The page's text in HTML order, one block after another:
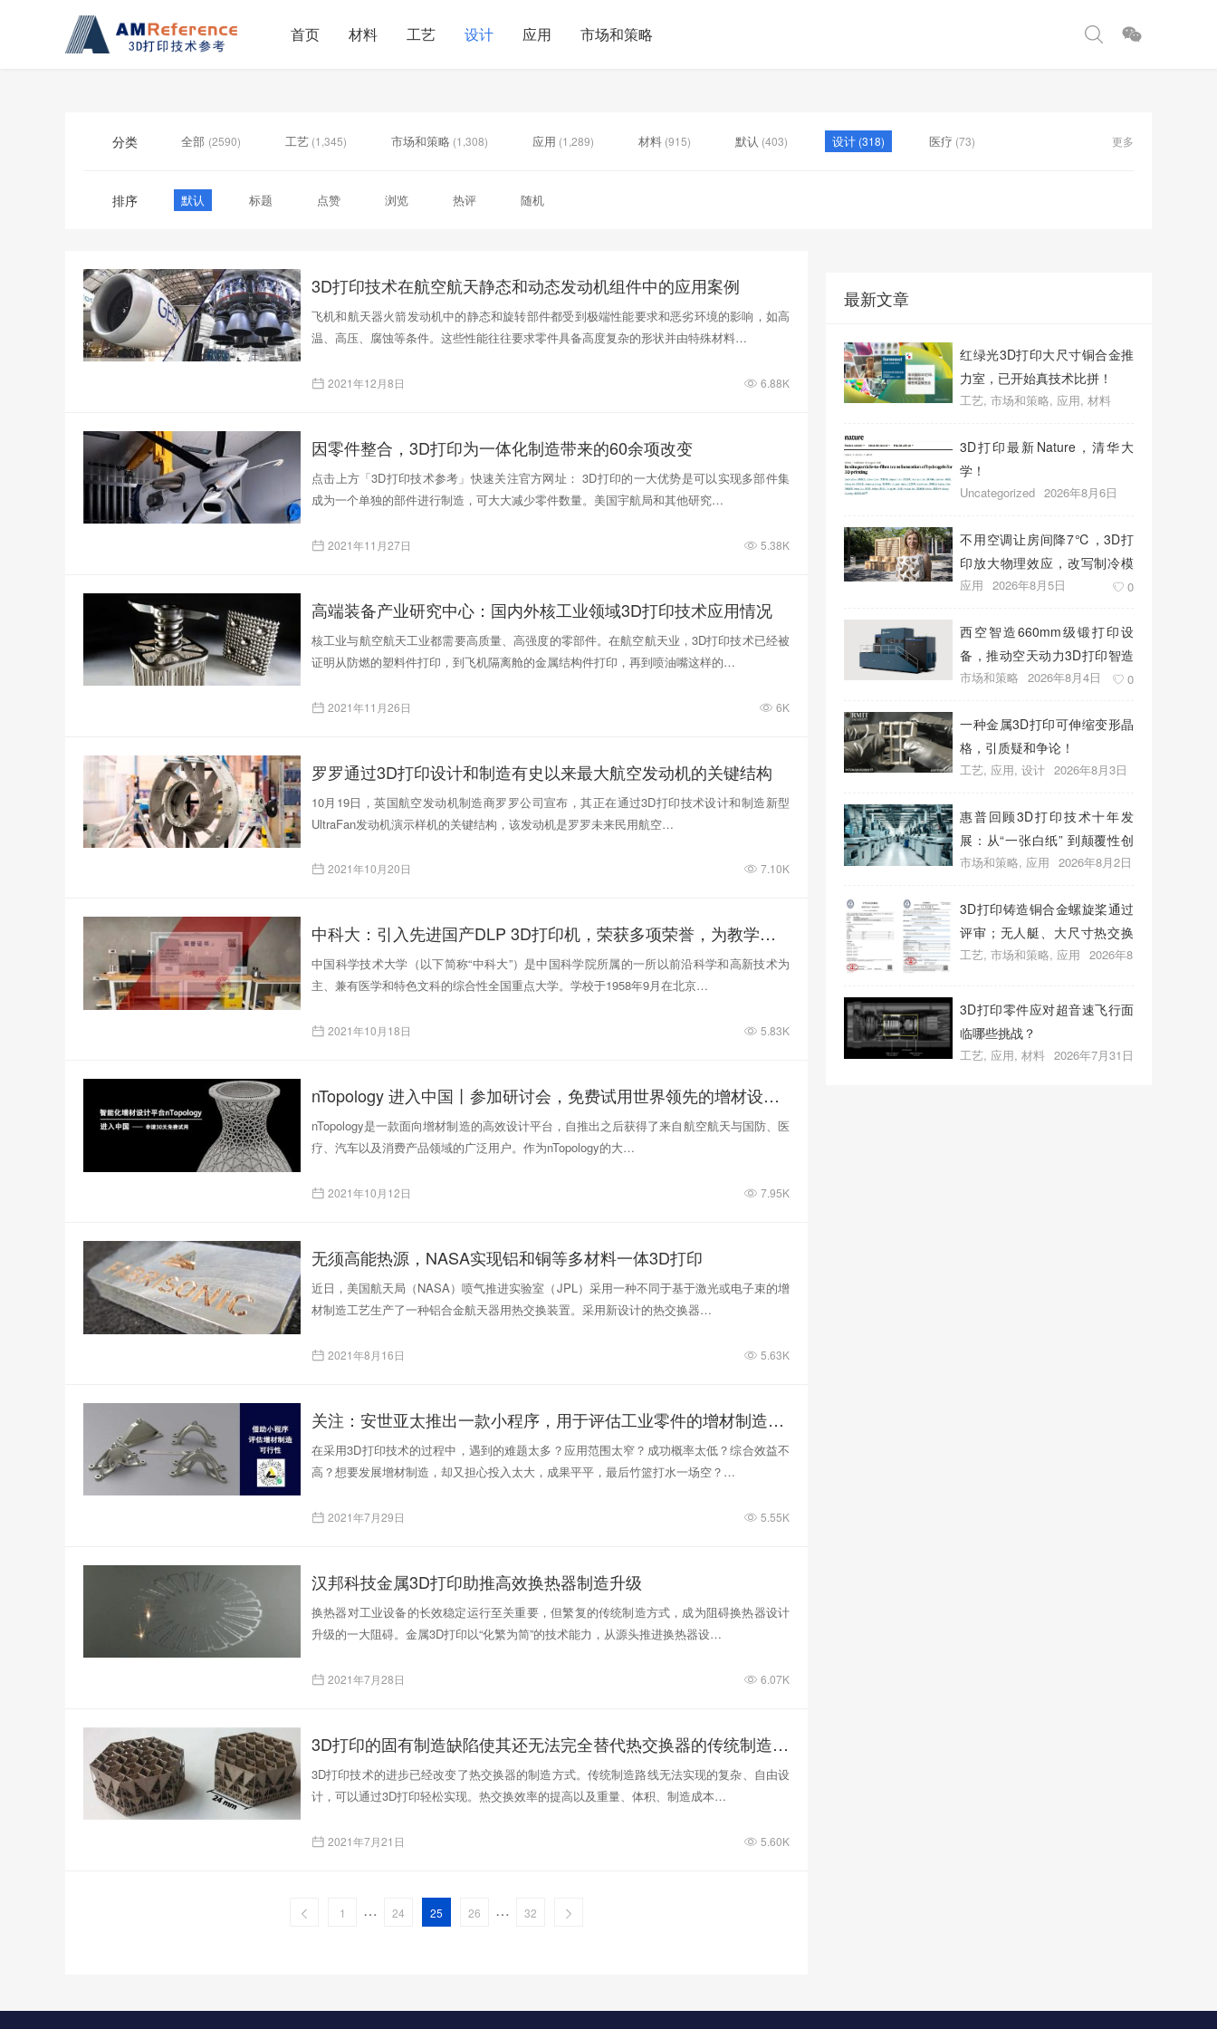
首页 材料 工艺 设计 应用 市场和策略
分类 全部 (2590) 工艺 (1,345) 市场和策略 (1,308) 应用 (1,289) 材料 (915) 默认 (403) 设计 (318) 医疗 (73) 更多
排序 默认 标题 点赞 浏览 热评 随机
3D打印技术在航空航天静态和动态发动机组件中的应用案例
飞机和航天器火箭发动机中的静态和旋转部件都受到极端性能要求和恶劣环境的影响，如高
温、高压、腐蚀等条件。这些性能往往要求零件具备高度复杂的形状并由特殊材料…
2021年12月8日 6.88K
因零件整合，3D打印为一体化制造带来的60余项改变
点击上方「3D打印技术参考」快速关注官方网址： 3D打印的一大优势是可以实现多部件集
成为一个单独的部件进行制造，可大大减少零件数量。美国宇航局和其他研究…
2021年11月27日 5.38K
高端装备产业研究中心：国内外核工业领域3D打印技术应用情况
核工业与航空航天工业都需要高质量、高强度的零部件。在航空航天业，3D打印技术已经被
证明从防燃的塑料件打印，到飞机隔离舱的金属结构件打印，再到喷油嘴这样的…
2021年11月26日 6K
罗罗通过3D打印设计和制造有史以来最大航空发动机的关键结构
10月19日，英国航空发动机制造商罗罗公司宣布，其正在通过3D打印技术设计和制造新型
UltraFan发动机演示样机的关键结构，该发动机是罗罗未来民用航空…
2021年10月20日 7.10K
中科大：引入先进国产DLP 3D打印机，荣获多项荣誉，为教学实力强力背书
中国科学技术大学（以下简称“中科大”）是中国科学院所属的一所以前沿科学和高新技术为
主、兼有医学和特色文科的综合性全国重点大学。学校于1958年9月在北京…
2021年10月18日 5.83K
nTopology 进入中国丨参加研讨会，免费试用世界领先的增材设计工具
nTopology是一款面向增材制造的高效设计平台，自推出之后获得了来自航空航天与国防、医
疗、汽车以及消费产品领域的广泛用户。作为nTopology的大…
2021年10月12日 7.95K
无须高能热源，NASA实现铝和铜等多材料一体3D打印
近日，美国航天局（NASA）喷气推进实验室（JPL）采用一种不同于基于激光或电子束的增
材制造工艺生产了一种铝合金航天器用热交换装置。采用新设计的热交换器…
2021年8月16日 5.63K
关注：安世亚太推出一款小程序，用于评估工业零件的增材制造潜力及工艺可行性
在采用3D打印技术的过程中，遇到的难题太多？应用范围太窄？成功概率太低？综合效益不
高？想要发展增材制造，却又担心投入太大，成果平平，最后竹篮打水一场空？…
2021年7月29日 5.55K
汉邦科技金属3D打印助推高效换热器制造升级
换热器对工业设备的长效稳定运行至关重要，但繁复的传统制造方式，成为阻碍换热器设计
升级的一大阻碍。金属3D打印以“化繁为简”的技术能力，从源头推进换热器设…
2021年7月28日 6.07K
​3D打印的固有制造缺陷使其还无法完全替代热交换器的传统制造技术
3D打印技术的进步已经改变了热交换器的制造方式。传统制造路线无法实现的复杂、自由设
计，可以通过3D打印轻松实现。热交换效率的提高以及重量、体积、制造成本…
2021年7月21日 5.60K
1 … 24 25 26 … 32
最新文章
红绿光3D打印大尺寸铜合金推
力室，已开始真技术比拼！
工艺, 市场和策略, 应用, 材料
3D打印最新Nature，清华大
学！
Uncategorized 2026年8月6日
不用空调让房间降7℃，3D打
印放大物理效应，改写制冷模
式
应用 2026年8月5日 0
西空智造660mm级锻打印设
备，推动空天动力3D打印智造
升级
市场和策略 2026年8月4日 0
一种金属3D打印可伸缩变形晶
格，引质疑和争论！
工艺, 应用, 设计 2026年8月3日
惠普回顾3D打印技术十年发
展：从“一张白纸” 到颠覆性创
新
市场和策略, 应用 2026年8月2日
3D打印铸造铜合金螺旋桨通过
评审；无人艇、大尺寸热交换
器3D打印；人民网报道两家3D
工艺, 市场和策略, 应用 2026年8
3D打印零件应对超音速飞行面
临哪些挑战？
工艺, 应用, 材料 2026年7月31日